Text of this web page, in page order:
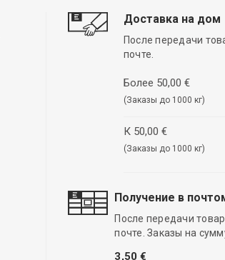
Доставка на дом
После передачи
почте.
Более 50,00 €
(Заказы до 1000 кг)
К 50,00 €
(Заказы до 1000 кг)
Получение в
После передачи
почте. Заказы на
3,50 €